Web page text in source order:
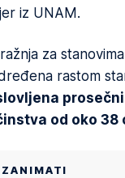
iz UNAM.
za
rastom
od oko 38